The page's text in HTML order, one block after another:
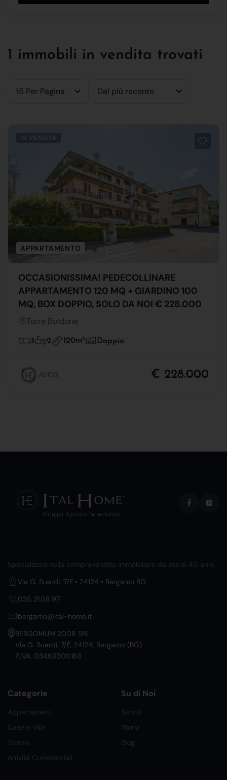
1 immobili in vendita trovati
15 Per Pagina Dal più recente
IN VENDITA
APPARTAMENTO
OCCASIONISSIMA! PEDECOLLINARE
APPARTAMENTO 120 MQ + GIARDINO 100
MQ, BOX DOPPIO, SOLO DA NOI € 228.000
Torre Boldone
3 2 120m2 Doppio
AV103 € 228.000
Specializzati nella compravendita immobiliare da più di 40 anni.
Via G. Suardi, 7/F • 24124 • Bergamo BG
035 21.08.97
bergamo@ital-home.it
BERGOMUM 2008 SRL
Via G. Suardi, 7/F, 24124, Bergamo (BG)
P.IVA: 03469300168
Categorie
Appartamenti
Case e Ville
Terreni
Attività Commerciali
Su di Noi
Servizi
Storia
Blog